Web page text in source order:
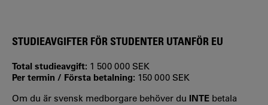
STUDIEAVGIFTER FÖR STUDENTER UTANFÖR EU
Total studieavgift: 1 500 000 SEK
Per termin / Första betalning: 150 000 SEK
Om du är svensk medborgare behöver du INTE betala